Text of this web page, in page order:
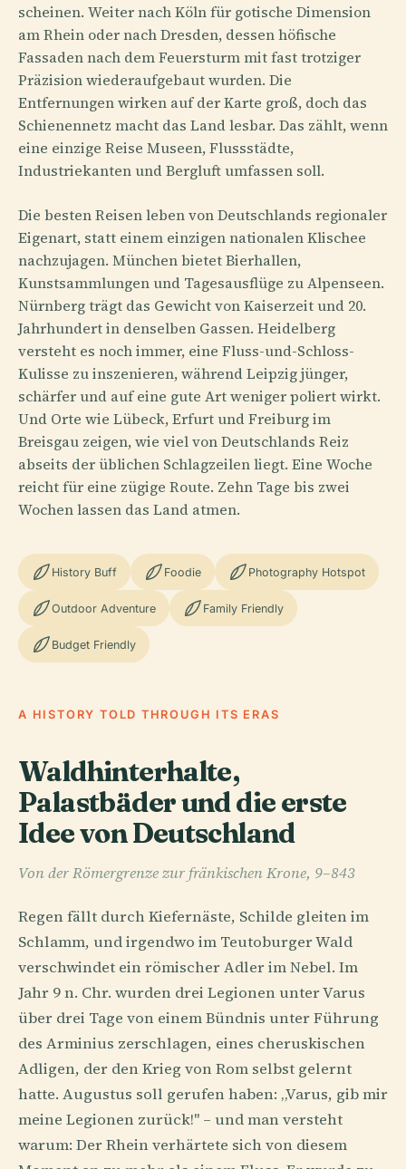
scheinen. Weiter nach Köln für gotische Dimension
am Rhein oder nach Dresden, dessen höfische
Fassaden nach dem Feuersturm mit fast trotziger
Präzision wiederaufgebaut wurden. Die
Entfernungen wirken auf der Karte groß, doch das
Schienennetz macht das Land lesbar. Das zählt, wenn
eine einzige Reise Museen, Flussstädte,
Industriekanten und Bergluft umfassen soll.
Die besten Reisen leben von Deutschlands regionaler
Eigenart, statt einem einzigen nationalen Klischee
nachzujagen. München bietet Bierhallen,
Kunstsammlungen und Tagesausflüge zu Alpenseen.
Nürnberg trägt das Gewicht von Kaiserzeit und 20.
Jahrhundert in denselben Gassen. Heidelberg
versteht es noch immer, eine Fluss-und-Schloss-
Kulisse zu inszenieren, während Leipzig jünger,
schärfer und auf eine gute Art weniger poliert wirkt.
Und Orte wie Lübeck, Erfurt und Freiburg im
Breisgau zeigen, wie viel von Deutschlands Reiz
abseits der üblichen Schlagzeilen liegt. Eine Woche
reicht für eine zügige Route. Zehn Tage bis zwei
Wochen lassen das Land atmen.
History Buff Foodie Photography Hotspot
Outdoor Adventure Family Friendly
Budget Friendly
A HISTORY TOLD THROUGH ITS ERAS
Waldhinterhalte,
Palastbäder und die erste
Idee von Deutschland
Von der Römergrenze zur fränkischen Krone, 9–843
Regen fällt durch Kiefernäste, Schilde gleiten im
Schlamm, und irgendwo im Teutoburger Wald
verschwindet ein römischer Adler im Nebel. Im
Jahr 9 n. Chr. wurden drei Legionen unter Varus
über drei Tage von einem Bündnis unter Führung
des Arminius zerschlagen, eines cheruskischen
Adligen, der den Krieg von Rom selbst gelernt
hatte. Augustus soll gerufen haben: „Varus, gib mir
meine Legionen zurück!" – und man versteht
warum: Der Rhein verhärtete sich von diesem